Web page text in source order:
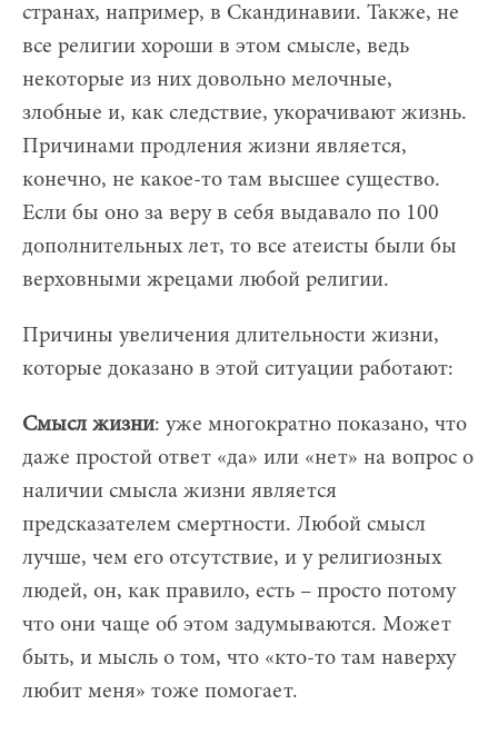
странах, например, в Скандинавии. Также, не
все религии хороши в этом смысле, ведь
некоторые из них довольно мелочные,
злобные и, как следствие, укорачивают жизнь.
Причинами продления жизни является,
конечно, не какое-то там высшее существо.
Если бы оно за веру в себя выдавало по 100
дополнительных лет, то все атеисты были бы
верховными жрецами любой религии.
Причины увеличения длительности жизни,
которые доказано в этой ситуации работают:
Смысл жизни: уже многократно показано, что
даже простой ответ «да» или «нет» на вопрос о
наличии смысла жизни является
предсказателем смертности. Любой смысл
лучше, чем его отсутствие, и у религиозных
людей, он, как правило, есть – просто потому
что они чаще об этом задумываются. Может
быть, и мысль о том, что «кто-то там наверху
любит меня» тоже помогает.